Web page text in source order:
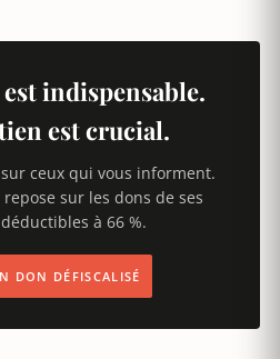
indispensable.
est crucial.
ceux qui vous informent.
sur les dons de ses
à 66 %.
DON DÉFISCALISÉ